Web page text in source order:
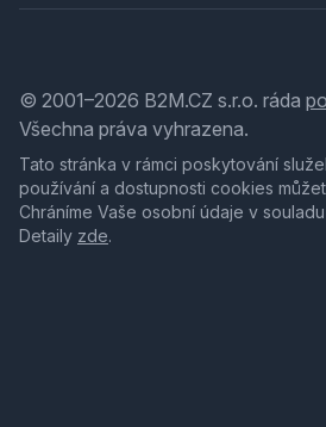
© 2001–2026 B2M.CZ s.r.o. ráda
Všechna práva vyhrazena.
Tato stránka v rámci poskytování
používání a dostupnosti cookies
Chráníme Vaše osobní údaje v
Detaily zde.